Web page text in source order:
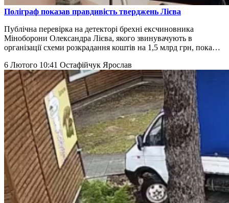
Поліграф показав правдивість тверджень Лієва
Публічна перевірка на детекторі брехні ексчиновника
Міноборони Олександра Лієва, якого звинувачують в
організації схеми розкрадання коштів на 1,5 млрд грн, пока…
6 Лютого 10:41 Остафійчук Ярослав